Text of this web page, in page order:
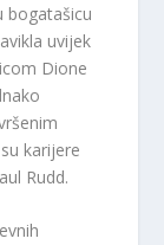
bogatašicu
uvijek
Dione
karijere
Rudd.